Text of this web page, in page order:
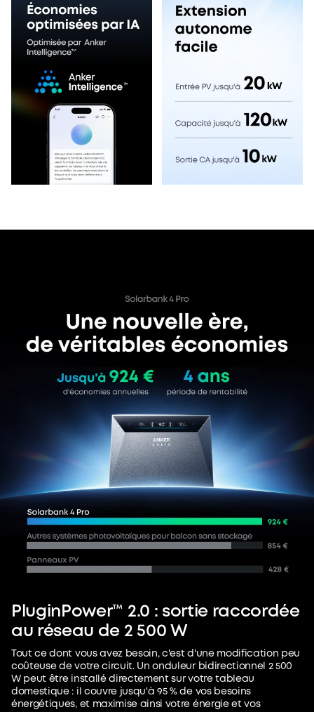
PluginPower™ 2.0 : sortie raccordée
au réseau de 2 500 W
Tout ce dont vous avez besoin, c'est d'une modification peu
coûteuse de votre circuit. Un onduleur bidirectionnel 2 500
W peut être installé directement sur votre tableau
domestique : il couvre jusqu'à 95 % de vos besoins
énergétiques, et maximise ainsi votre énergie et vos